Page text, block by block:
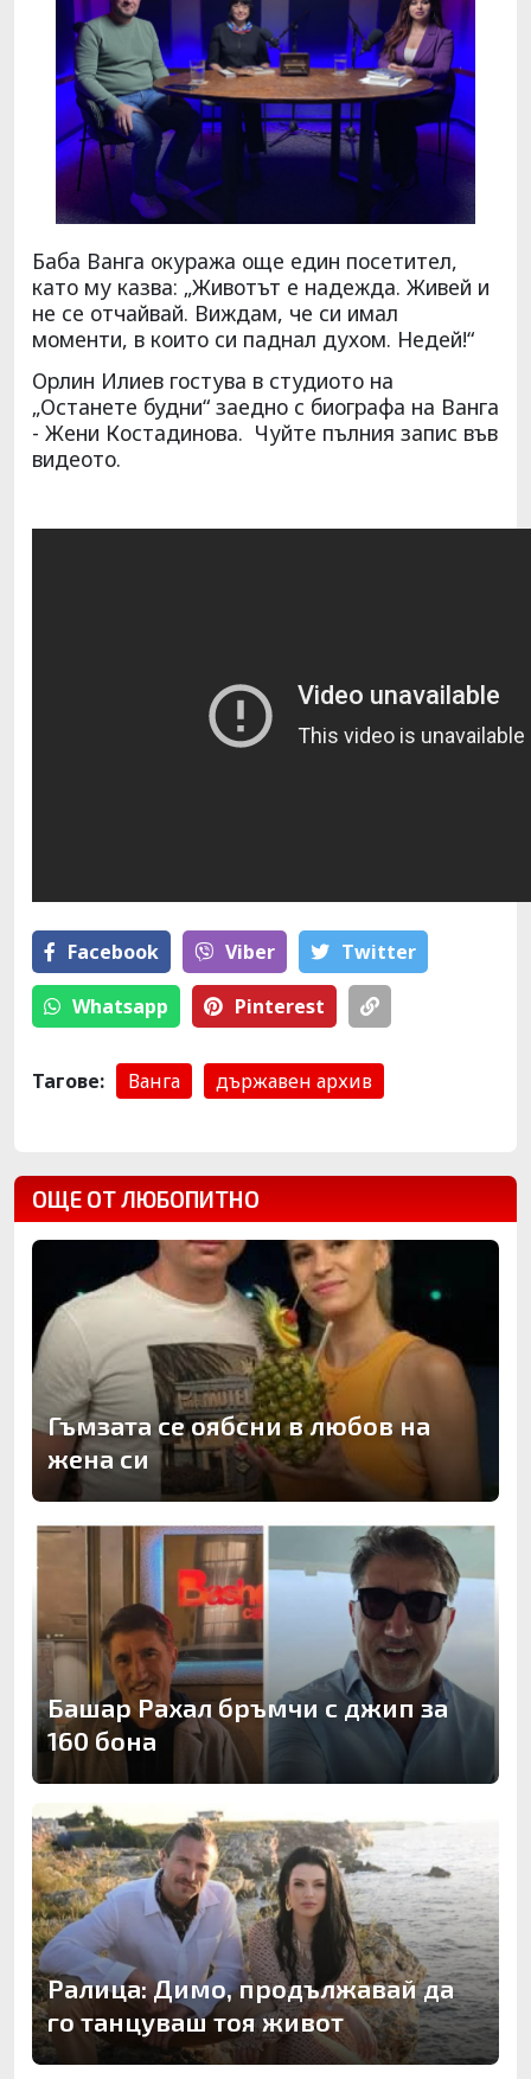
Баба Ванга окуража още един посетител,
като му казва: „Животът е надежда. Живей и
не се отчайвай. Виждам, че си имал
моменти, в които си паднал духом. Недей!“
Орлин Илиев гостува в студиото на
„Останете будни“ заедно с биографа на Ванга
- Жени Костадинова. Чуйте пълния запис във
видеото.
Facebook Viber Тwitter
Whatsapp Pinterest
Тагове: Ванга държавен архив
ОЩЕ ОТ ЛЮБОПИТНО
Гъмзата се оябсни в любов на
жена си
Башар Рахал бръмчи с джип за
160 бона
Ралица: Димо, продължавай да
го танцуваш тоя живот